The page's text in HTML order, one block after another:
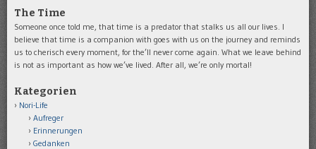
The Time
Someone once told me, that time is a predator that stalks us all our lives. I
believe that time is a companion with goes with us on the journey and reminds
us to cherisch every moment, for the’ll never come again. What we leave behind
is not as important as how we’ve lived. After all, we’re only mortal!
Kategorien
Nori-Life
Aufreger
Erinnerungen
Gedanken